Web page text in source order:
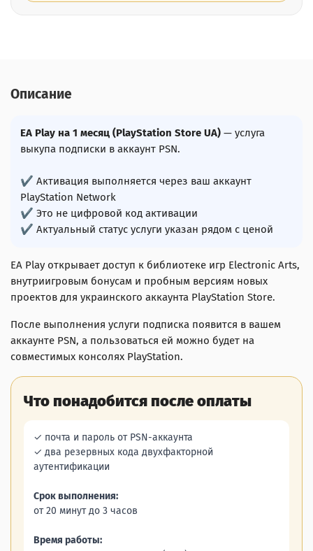
Описание
EA Play на 1 месяц (PlayStation Store UA) — услуга
выкупа подписки в аккаунт PSN.
✔ Активация выполняется через ваш аккаунт
PlayStation Network
✔ Это не цифровой код активации
✔ Актуальный статус услуги указан рядом с ценой
EA Play открывает доступ к библиотеке игр Electronic Arts,
внутриигровым бонусам и пробным версиям новых
проектов для украинского аккаунта PlayStation Store.
После выполнения услуги подписка появится в вашем
аккаунте PSN, а пользоваться ей можно будет на
совместимых консолях PlayStation.
Что понадобится после оплаты
✓ почта и пароль от PSN-аккаунта
✓ два резервных кода двухфакторной
аутентификации
Срок выполнения:
от 20 минут до 3 часов
Время работы: